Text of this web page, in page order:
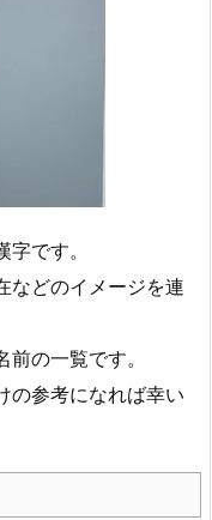
です。
などのイメージを連
の一覧です。
の参考になれば幸い